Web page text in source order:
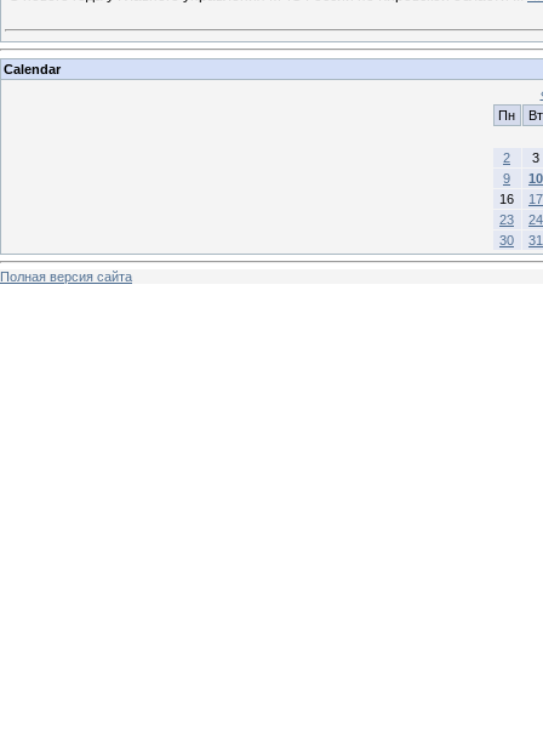
Calendar
Пн
Вт
2
3
9
10
16
17
23
24
30
31
Полная версия сайта